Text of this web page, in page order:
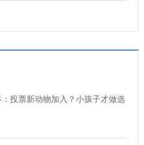
投票新动物加入？小孩子才做选